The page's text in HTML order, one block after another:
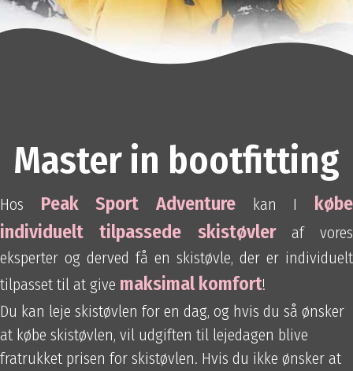
Master in bootfitting
Hos Peak Sport Adventure kan I
købe
individuelt tilpassede skistøvler af vores
eksperter og derved få en skistøvle, der er individuelt
tilpasset til at give maksimal komfort!
Du kan leje skistøvlen for en dag, og hvis du så ønsker
at købe skistøvlen, vil udgiften til lejedagen blive
fratrukket prisen for skistøvlen. Hvis du ikke ønsker at